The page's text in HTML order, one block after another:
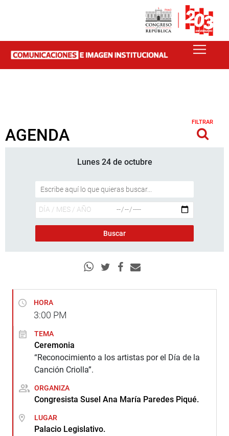
AGENDA
FILTRAR
Lunes 24 de octubre
HORA
3:00 PM
TEMA
Ceremonia
“Reconocimiento a los artistas por el Día de la
Canción Criolla”.
ORGANIZA
Congresista Susel Ana María Paredes Piqué.
LUGAR
Palacio Legislativo.